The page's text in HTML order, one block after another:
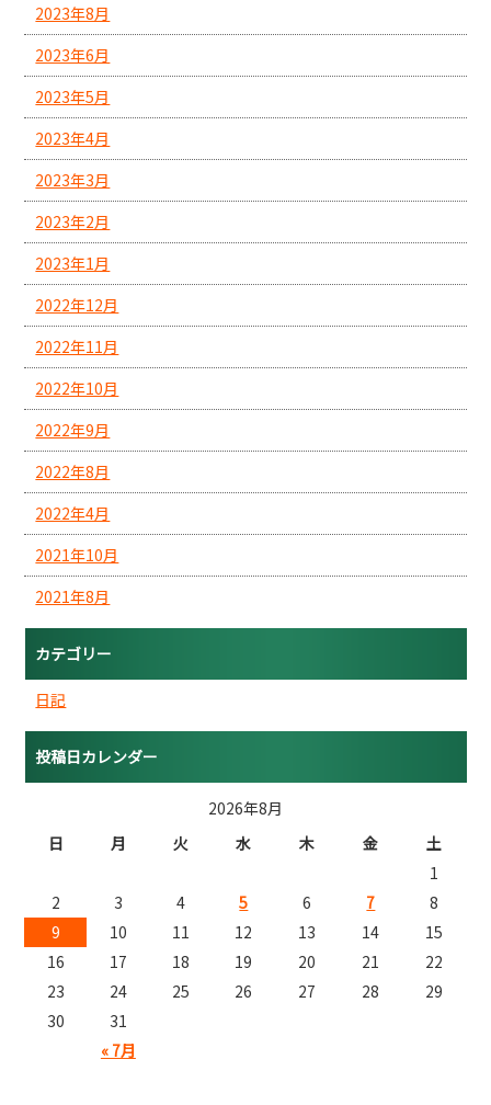
2023年8月
2023年6月
2023年5月
2023年4月
2023年3月
2023年2月
2023年1月
2022年12月
2022年11月
2022年10月
2022年9月
2022年8月
2022年4月
2021年10月
2021年8月
カテゴリー
日記
投稿日カレンダー
2026年8月
日
月 火 水 木 金 土
« 7月
1
2
3 4 5 6 7
8
9
10 11 12 13 14
15
16
17 18 19 20 21
22
23
24 25 26 27 28
29
30
31